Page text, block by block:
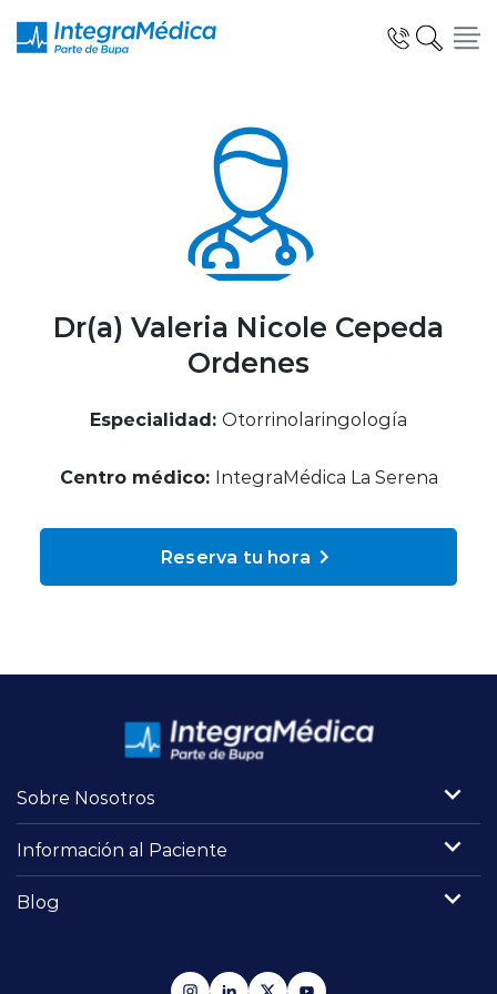
Especialidades y Servicios
Telemedicina Blua
Clínicas Dentales
Reserva de Horas
Mi Portal Bupa
Dr(a) Valeria Nicole Cepeda
Ordenes
Especialidad: Otorrinolaringología
Centro médico: IntegraMédica La Serena
Reserva tu hora
Sobre Nosotros
Información al Paciente
Blog